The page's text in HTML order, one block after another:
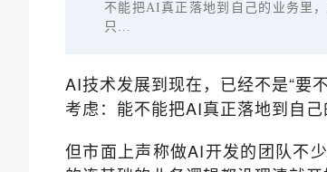
不能把AI真正落地到自己的业务里
只...
AI技术发展到现在，已经不是“要
考虑：能不能把AI真正落地到自
但市面上声称做AI开发的团队不